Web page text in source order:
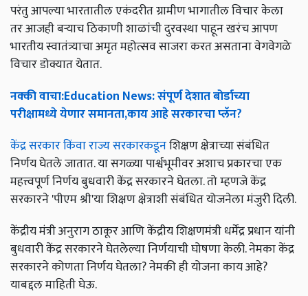
परंतु आपल्या भारतातील एकंदरीत ग्रामीण भागातील विचार केला
तर आजही बऱ्याच ठिकाणी शाळांची दुरवस्था पाहून खरंच आपण
भारतीय स्वातंत्र्याचा अमृत महोत्सव साजरा करत असताना वेगवेगळे
विचार डोक्यात येतात.
नक्कीवाचा:Education News:संपूर्णदेशातबोर्डाच्या
परीक्षामध्येयेणारसमानता,कायआहेसरकारचाप्लॅन?
केंद्र सरकार किंवा राज्य सरकारकडूनशिक्षण क्षेत्राच्या संबंधित
निर्णय घेतले जातात. या सगळ्या पार्श्वभूमीवर अशाच प्रकारचा एक
महत्त्वपूर्ण निर्णय बुधवारी केंद्र सरकारने घेतला. तो म्हणजे केंद्र
सरकारने 'पीएम श्री'या शिक्षण क्षेत्राशी संबंधित योजनेला मंजुरी दिली.
केंद्रीय मंत्री अनुराग ठाकूर आणि केंद्रीय शिक्षणमंत्री धर्मेंद्र प्रधान यांनी
बुधवारी केंद्र सरकारने घेतलेल्या निर्णयाची घोषणा केली. नेमका केंद्र
सरकारने कोणता निर्णय घेतला? नेमकी ही योजना काय आहे?
याबद्दल माहिती घेऊ.